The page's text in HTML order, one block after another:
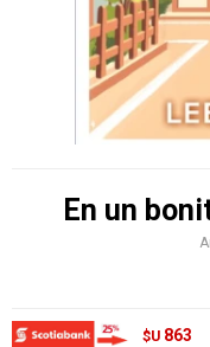
En un
$U 863